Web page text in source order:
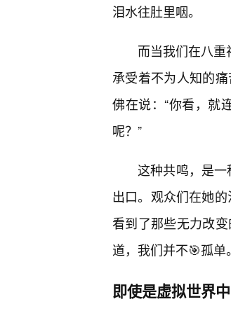
泪水往肚里咽。
而当我们在八
承受着不为人知的
佛在说：“你看，就
呢？”
这种共鸣，是
出口。观众们在她
看到了那些无力改
道，我们并不🎯孤单。
即使是虚拟世界